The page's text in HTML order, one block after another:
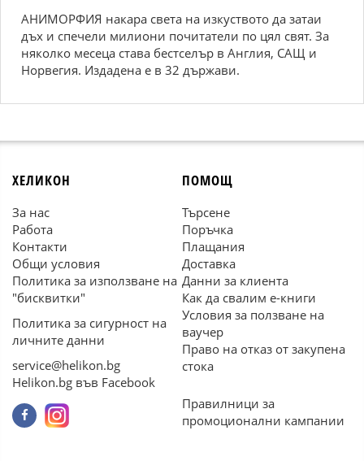
АНИМОРФИЯ накара света на изкуството да затаи
дъх и спечели милиони почитатели по цял свят. За
няколко месеца става бестселър в Англия, САЩ и
Норвегия. Издадена е в 32 държави.
ХЕЛИКОН
За нас
Работа
Контакти
Общи условия
Политика за използване на
"бисквитки"
Политика за сигурност на
личните данни
service@helikon.bg
Helikon.bg във Facebook
ПОМОЩ
Търсене
Поръчка
Плащания
Доставка
Данни за клиента
Как да свалим е-книги
Условия за ползване на
ваучер
Право на отказ от закупена
стока
Правилници за
промоционални кампании